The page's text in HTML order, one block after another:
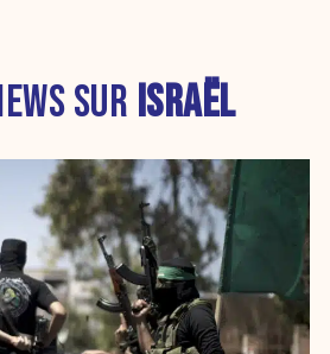
SUR ISRAËL